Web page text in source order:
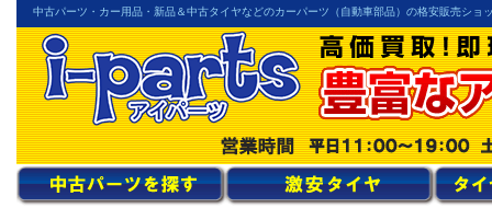
中古パーツ・カー用品・新品＆中古タイヤなどのカーパーツ（自動車部品）の格安販売ショ